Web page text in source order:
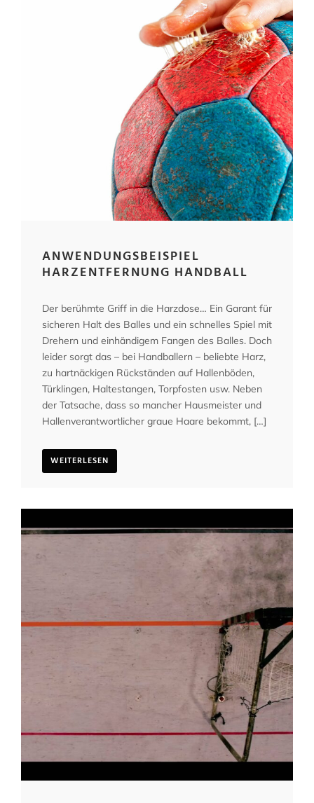
ANWENDUNGSBEISPIEL
HARZENTFERNUNG HANDBALL
Der berühmte Griff in die Harzdose… Ein Garant für
sicheren Halt des Balles und ein schnelles Spiel mit
Drehern und einhändigem Fangen des Balles. Doch
leider sorgt das – bei Handballern – beliebte Harz,
zu hartnäckigen Rückständen auf Hallenböden,
Türklingen, Haltestangen, Torpfosten usw. Neben
der Tatsache, dass so mancher Hausmeister und
Hallenverantwortlicher graue Haare bekommt, […]
WEITERLESEN